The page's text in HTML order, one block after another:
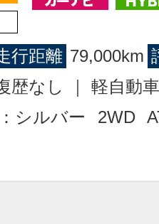
行距離 79,000km
歴なし ｜ 軽自動車
シルバー 2WD